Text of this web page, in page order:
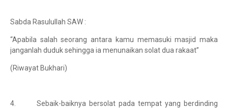
Sabda Rasulullah SAW :
“Apabila salah seorang antara kamu memasuki masjid maka
janganlah duduk sehingga ia menunaikan solat dua rakaat”
(Riwayat Bukhari)
4. Sebaik-baiknya bersolat pada tempat yang berdinding